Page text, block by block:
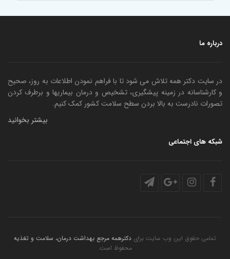
درباره ما
در سایت دکتر همه تلاش می شود تا با فراهم نمودن اطلاعات به روز، صحیح
و کارشناسانه در زمینه پیشگیری، تشخیص و درمان بیماریها و برطرف کردن
تصورات نادرست به بالا بردن سطح سلامت کشور کمک کنیم.
بیشتر بخوانید
شبکه های اجتماعی
تمامی حقوق این وب سایت برای دکترهمه مرجع بهداشت درمان، سلامت و تغذیه
محفوظ است.